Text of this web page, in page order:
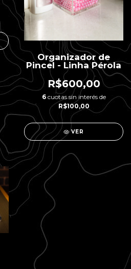
Organizador de
Pincel - Linha Pérola
R$600,00
6cuotas sin interés de
R$100,00
VER